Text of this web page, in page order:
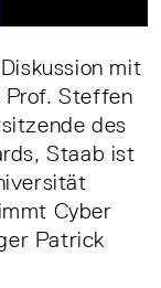
mit
Prof. Steffen
des
Staab ist
Cyber
Patrick